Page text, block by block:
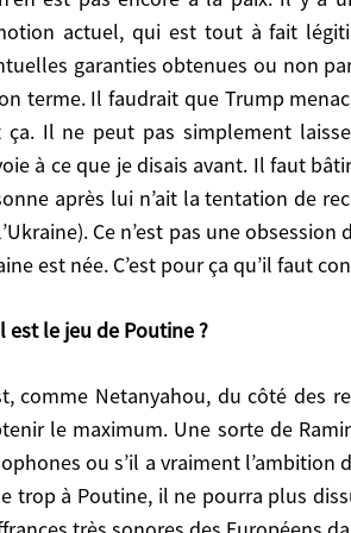
actuel, qui est tout à fait
garanties obtenues ou non
terme. Il faudrait que Trump
Il ne peut pas simplement
à ce que je disais avant. Il faut
après lui n’ait la tentation de
Ce n’est pas une
est née. C’est pour ça qu’il faut
est le jeu de Poutine ?
le maximum. Une sorte de
ou s’il a vraiment l’ambition
trop à Poutine, il ne pourra plus
les Russes, l’Ukraine est
futur dirigeant russe de
de Poutine ?
sorte de Raminagrobis. Mais je
d’aller au-delà. Ce dont il
dissuader les Chinois dans leurs
Https://www.hubertvedrine.net